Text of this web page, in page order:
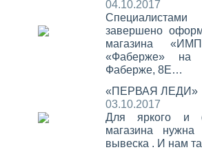
04.10.2017
завершено
магазина
«Фаберже» на
Фаберже, 8Е…
«ПЕРВАЯ ЛЕДИ»
03.10.2017
Для яркого и
магазина нужна
вывеска . И нам